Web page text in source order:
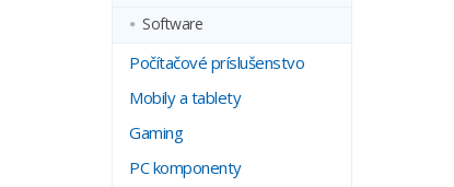
Software
Počítačové príslušenstvo
Mobily a tablety
Gaming
PC komponenty